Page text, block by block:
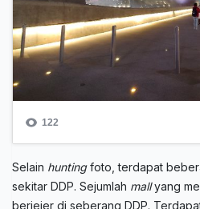
Selain huntingfoto, terdapat
sekitar DDP. Sejumlah mallyang
berjejer di seberang DDP.